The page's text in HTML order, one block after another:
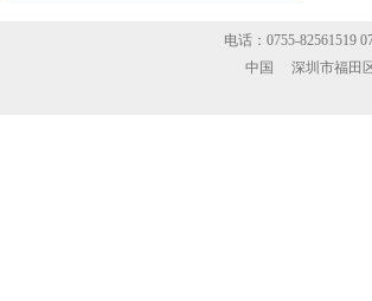
电话：0755-82561519
中国 深圳市福田区